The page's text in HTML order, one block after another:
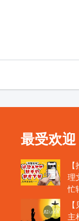
最受欢迎
理
忙
主